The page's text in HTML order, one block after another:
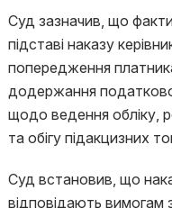
Суд зазначив, що
підставі наказу
попередження
додержання
щодо ведення обліку,
та обігу підакцизних
Суд встановив, що
відповідають вимогам